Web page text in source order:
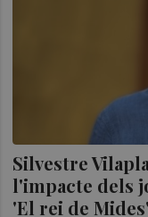
Silvestre
l'impacte dels
'El rei de Mides'